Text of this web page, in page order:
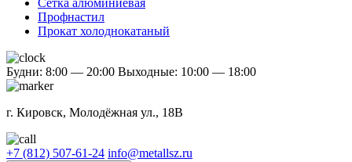
Сетка алюминиевая
Профнастил
Прокат холоднокатаный
Будни: 8:00 — 20:00 Выходные: 10:00 — 18:00
г. Кировск, Молодёжная ул., 18В
+7 (812) 507-61-24 info@metallsz.ru